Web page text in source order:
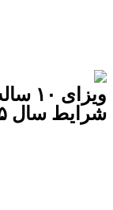
شرایط سال ۲۰۲۵